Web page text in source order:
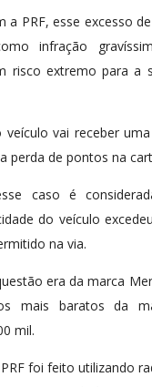
a PRF, esse excesso
infração
risco extremo para a
vai receber
perda de pontos na
caso é
do veículo
na via.
era da marca
mais baratos da
mil.
foi feito utilizando